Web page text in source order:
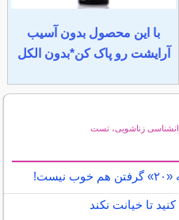
با این محصول بدون آسیب
آرایشت رو پاک کن*بدون الکل
زناشویی، تست
تا خیانت نکند